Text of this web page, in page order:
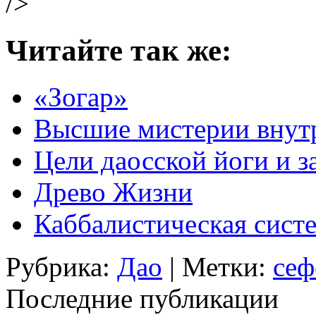
Читайте так же:
«Зогар»
Высшие мистерии
Цели даосской йоги и
Древо Жизни
Каббалистическая
Рубрика: Дао | Метки:
Последние публикации